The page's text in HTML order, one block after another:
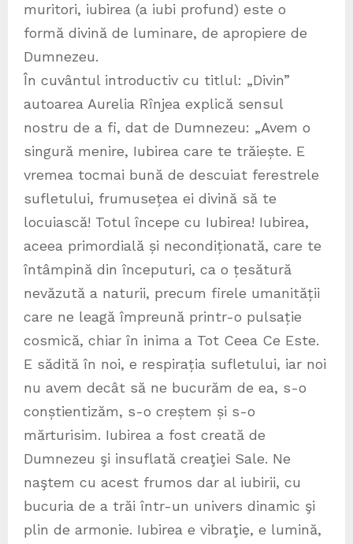
muritori, iubirea (a iubi profund) este o
formă divină de luminare, de apropiere de
Dumnezeu.
În cuvântul introductiv cu titlul: „Divin”
autoarea Aurelia Rînjea explică sensul
nostru de a fi, dat de Dumnezeu: „Avem o
singură menire, Iubirea care te trăiește. E
vremea tocmai bună de descuiat ferestrele
sufletului, frumusețea ei divină să te
locuiască! Totul începe cu Iubirea! Iubirea,
aceea primordială și necondiționată, care te
întâmpină din începuturi, ca o țesătură
nevăzută a naturii, precum firele umanității
care ne leagă împreună printr-o pulsație
cosmică, chiar în inima a Tot Ceea Ce Este.
E sădită în noi, e respirația sufletului, iar noi
nu avem decât să ne bucurăm de ea, s-o
conștientizăm, s-o creștem și s-o
mărturisim. Iubirea a fost creată de
Dumnezeu şi insuflată creaţiei Sale. Ne
naştem cu acest frumos dar al iubirii, cu
bucuria de a trăi într-un univers dinamic şi
plin de armonie. Iubirea e vibraţie, e lumină,